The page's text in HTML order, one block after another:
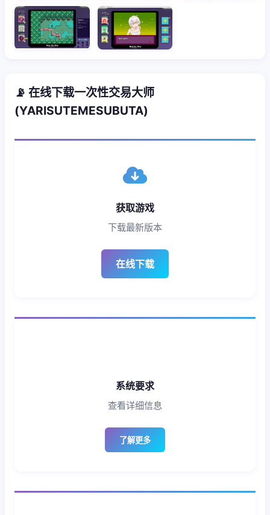
📡 在线下载一次性交易大师
(YARISUTEMESUBUTA)
获取游戏
下载最新版本
在线下载
系统要求
查看详细信息
了解更多